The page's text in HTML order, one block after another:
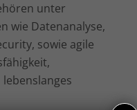
unter
wie Datenanalyse,
sowie agile